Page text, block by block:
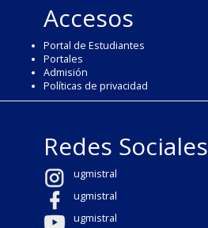
Accesos
Portal de Estudiantes
Portales
Admisión
Políticas de privacidad
Redes Sociales
ugmistral
ugmistral
ugmistral